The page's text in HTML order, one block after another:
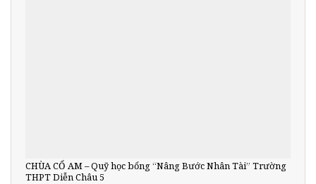
CHÙA CỔ AM – Quỹ học bổng “Nâng Bước Nhân Tài” Trường
THPT Diễn Châu 5